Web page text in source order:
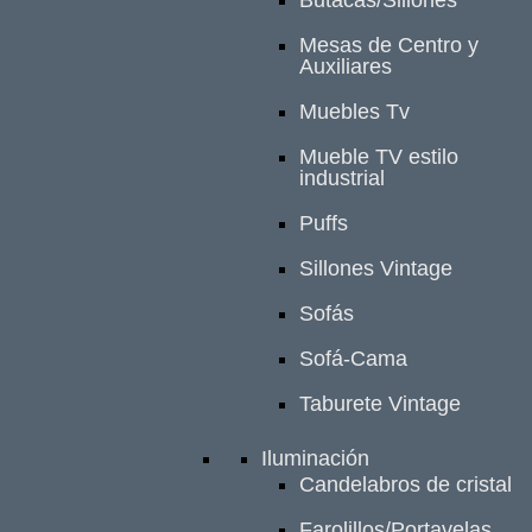
Mesas de Centro y
Auxiliares
Muebles Tv
Mueble TV estilo
industrial
Puffs
Sillones Vintage
Sofás
Sofá-Cama
Taburete Vintage
Iluminación
Candelabros de cristal